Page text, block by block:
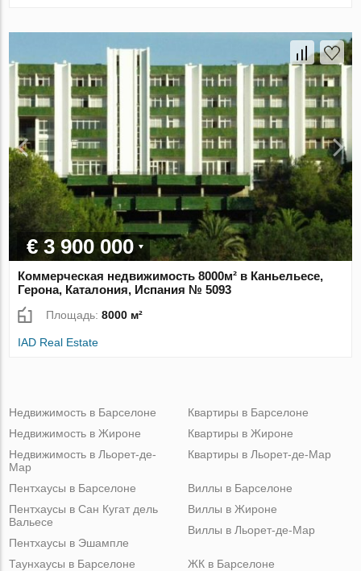
€ 3 900 000
Коммерческая недвижимость 8000м² в Каньельесе,
Герона, Каталония, Испания № 5093
Площадь:8000 м²
IAD Real Estate
Недвижимость в Барселоне
Недвижимость в Жироне
Недвижимость в Льорет-де-
Мар
Квартиры в Барселоне
Квартиры в Жироне
Квартиры в Льорет-де-Мар
Пентхаусы в Барселоне
Пентхаусы в Сан Кугат дель
Вальесе
Пентхаусы в Эшампле
Виллы в Барселоне
Виллы в Жироне
Виллы в Льорет-де-Мар
Таунхаусы в Барселоне
ЖК в Барселоне